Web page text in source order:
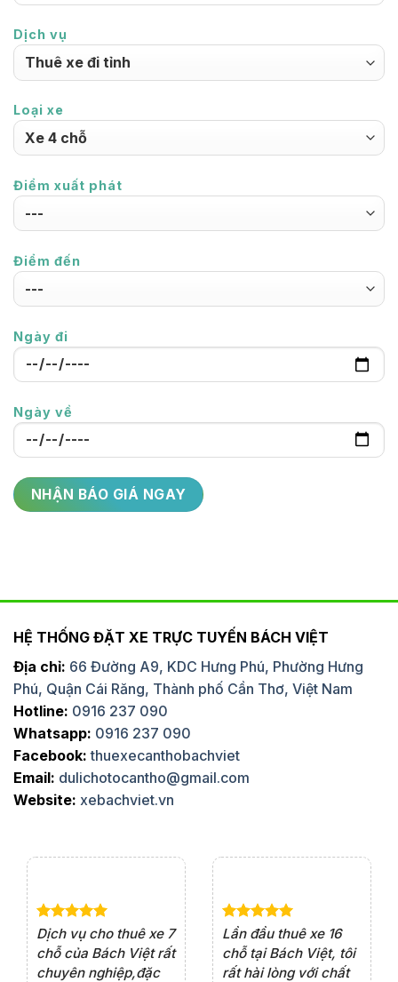
Dịch vụ
Loại xe
Điểm xuất phát
Điểm đến
Ngày đi
Ngày về
HỆ THỐNG ĐẶT XE TRỰC TUYẾN BÁCH VIỆT
Địa chỉ: 66 Đường A9, KDC Hưng Phú, Phường Hưng
Phú, Quận Cái Răng, Thành phố Cần Thơ, Việt Nam
Hotline: 0916 237 090
Whatsapp: 0916 237 090
Facebook: thuexecanthobachviet
Email: dulichotocantho@gmail.com
Website: xebachviet.vn
Dịch vụ cho thuê xe 7
chỗ của Bách Việt rất
chuyên nghiệp,đặc
Lần đầu thuê xe 16
chỗ tại Bách Việt, tôi
rất hài lòng với chất